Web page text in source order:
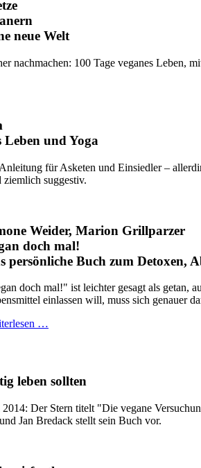
neue Welt
nachmachen: 100 Tage veganes Leben,
Leben und Yoga
für Asketen und Einsiedler –
suggestiv.
Weider, Marion Grillparzer
doch mal!
persönliche Buch zum Detoxen,
doch mal!" ist leichter gesagt als getan,
einlassen will, muss sich genauer
…
leben sollten
Der Stern titelt "Die vegane
Jan Bredack stellt sein Buch vor.